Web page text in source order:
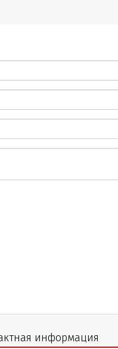
информация